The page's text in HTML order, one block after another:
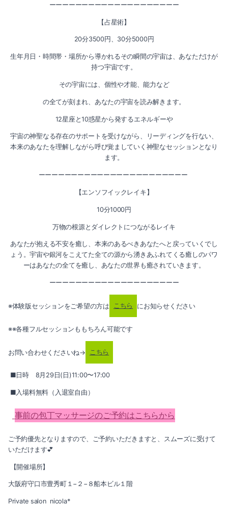
2019-08（3）
2019-05（4）
2019-04（4）
2019-03（2）
2019-01（2）
2020-05（1）
2020-03（3）
2020-01（1）
2019-11（1）
2019-10（2）
2019-06（1）
2019-04（4）
2019-02（2）
2019-01（2）
2018-12（3）
2018-07（1）
ーーーーーーーーーーーーーーーーーーーー
【占星術】
20分3500円、30分5000円
生年月日・時間帯・場所から導かれるその瞬間の宇宙は、あなただけが
持つ宇宙です。
その宇宙には、個性や才能、能力など
の全てが刻まれ、あなたの宇宙を読み解きます。
12星座と10惑星から発するエネルギーや
宇宙の神聖なる存在のサポートを受けながら、リーディングを行ない、
本来のあなたを理解しながら呼び覚ましていく神聖なセッションとなり
ます。
ーーーーーーーーーーーーーーーーーーーーーーー
【エンソフイックレイキ】
10分1000円
万物の根源とダイレクトにつながるレイキ
あなたが抱える不安を癒し、本来のあるべきあなたへと戻っていくでし
ょう。宇宙や銀河をこえてた全ての源から湧きあふれてくる癒しのパワ
ーはあなたの全てを癒し、あなたの世界も癒されていきます。
ーーーーーーーーーーーーーーーーーーーー
※体験版セッションをご希望の方は こちら にお知らせください
※※各種フルセッションももちろん可能です
お問い合わせくださいね→ こちら
■日時 8月29日(日)11:00〜17:00
■入場料無料（入退室自由）
事前の包丁マッサージのご予約はこちらから
ご予約優先となりますので、ご予約いただきますと、スムーズに受けて
いただけます💕
【開催場所】
大阪府守口市豊秀町１−２−８船本ビル１階
Private salon nicola*